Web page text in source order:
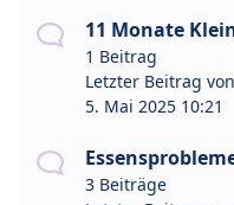
11 Monate
1 Beitrag
Letzter Beitrag von
5. Mai 2025 10:21
3 Beiträge